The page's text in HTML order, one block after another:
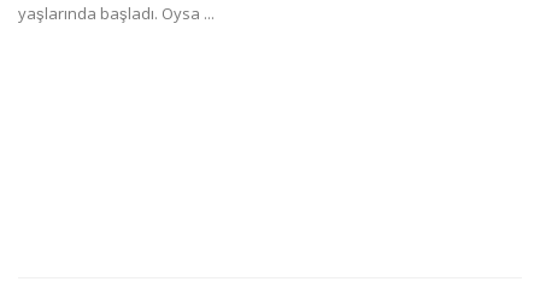
yaşlarında başladı. Oysa ...